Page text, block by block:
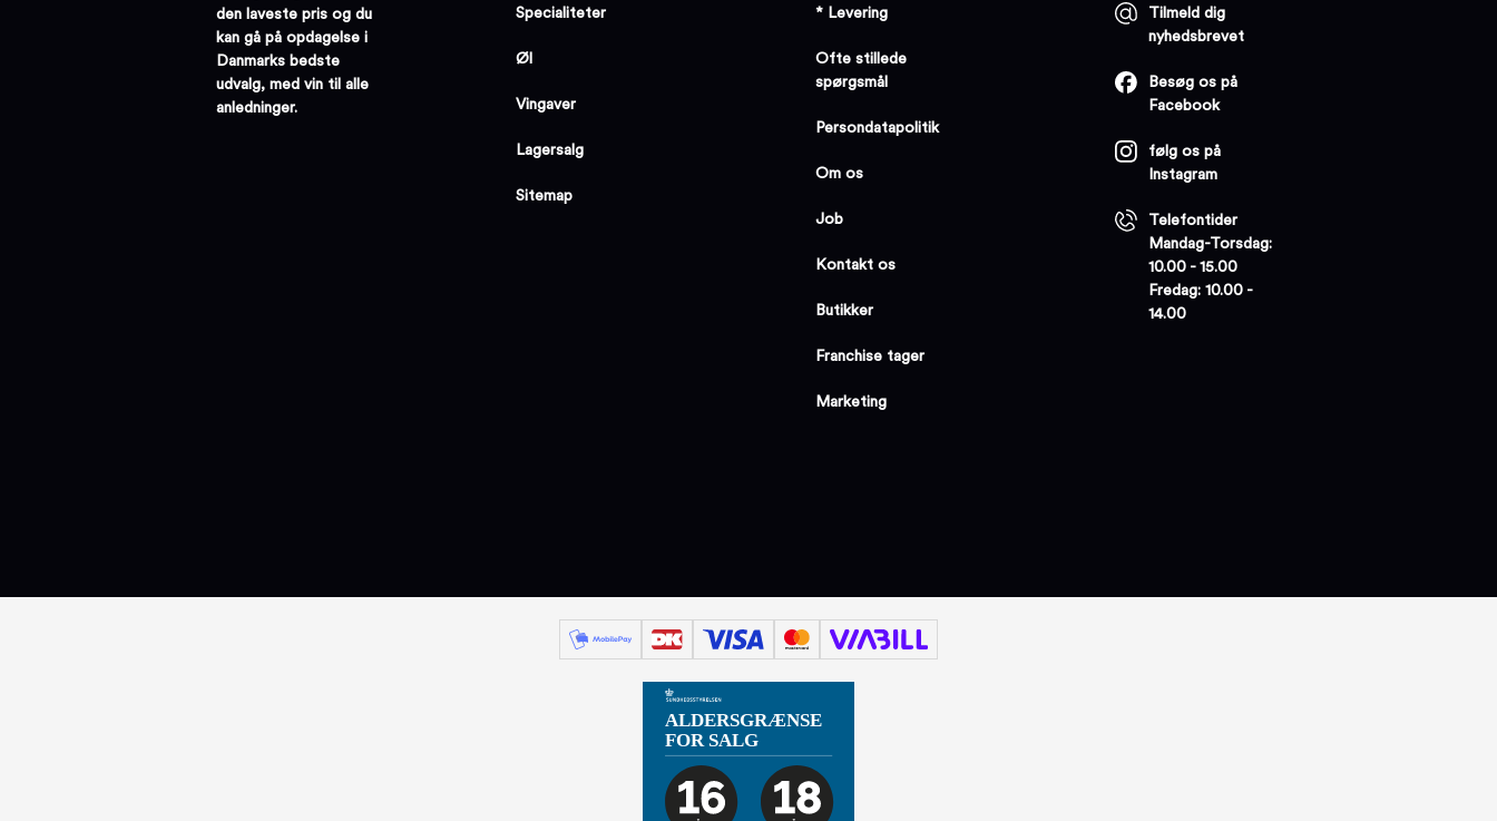
den laveste pris og du
kan gå på opdagelse i
Danmarks bedste
udvalg, med vin til alle
anledninger.
Specialiteter
Øl
Vingaver
Lagersalg
Sitemap
* Levering
Ofte stillede
spørgsmål
Persondatapolitik
Om os
Job
Kontakt os
Butikker
Franchise tager
Marketing
Tilmeld dig
nyhedsbrevet
Besøg os på
Facebook
følg os på
Instagram
Telefontider
Mandag-Torsdag:
10.00 - 15.00
Fredag: 10.00 -
14.00